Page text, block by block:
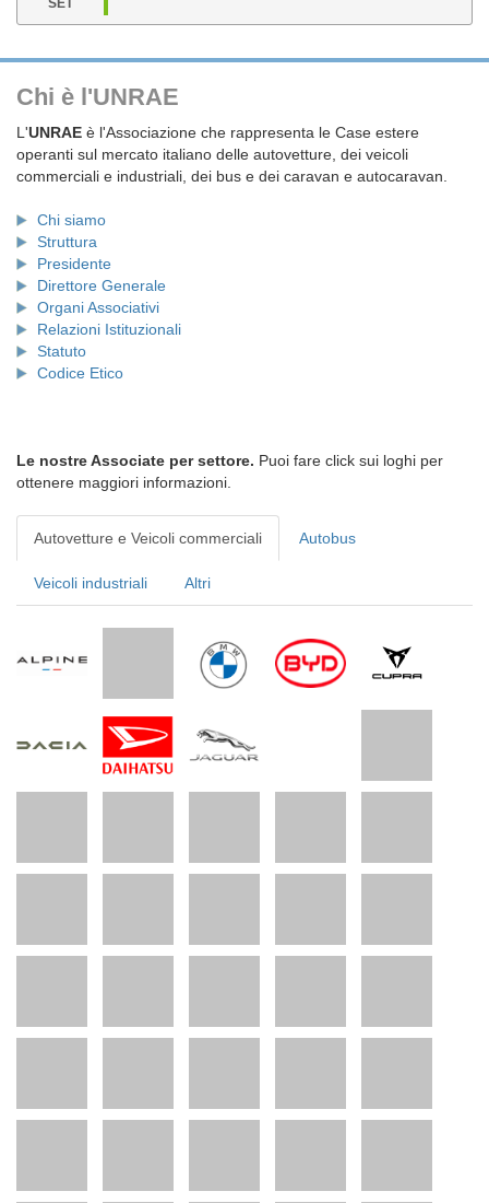
SET
Chi è l'UNRAE
L'UNRAE è l'Associazione che rappresenta le Case estere
operanti sul mercato italiano delle autovetture, dei veicoli
commerciali e industriali, dei bus e dei caravan e autocaravan.
Chi siamo
Struttura
Presidente
Direttore Generale
Organi Associativi
Relazioni Istituzionali
Statuto
Codice Etico
Le nostre Associate per settore. Puoi fare click sui loghi per
ottenere maggiori informazioni.
Autovetture e Veicoli commerciali Autobus
Veicoli industriali Altri